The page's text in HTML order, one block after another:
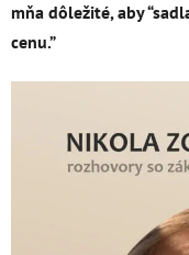
mňa dôležité, aby
cenu.”